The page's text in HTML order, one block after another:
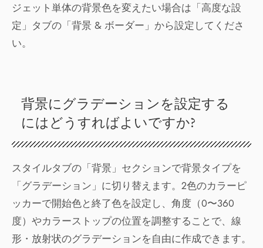
ジェット単体の背景色を変えたい場合は「高度な設
定」タブの「背景 & ボーダー」から設定してくださ
い。
背景にグラデーションを設定する
にはどうすればよいですか?
スタイルタブの「背景」セクションで背景タイプを
「グラデーション」に切り替えます。2色のカラーピ
ッカーで開始色と終了色を設定し、角度（0〜360
度）やカラーストップの位置を調整することで、線
形・放射状のグラデーションを自由に作成できます。